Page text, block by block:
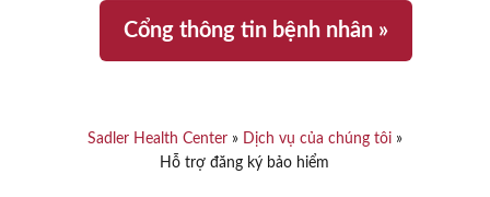
Cổng thông tin bệnh nhân »
Sadler Health Center» Dịch vụ của chúng tôi»
Hỗ trợ đăng ký bảo hiểm